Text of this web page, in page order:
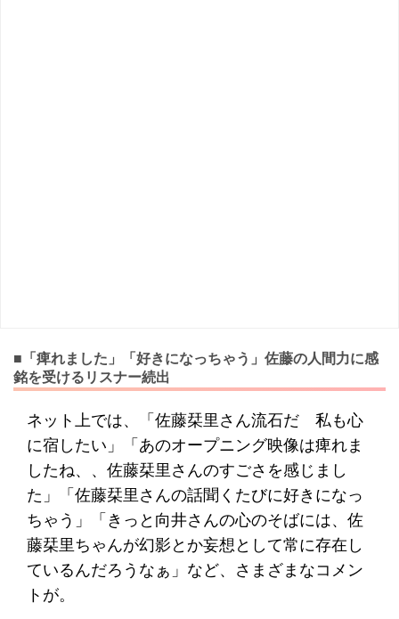
■「痺れました」「好きになっちゃう」佐藤の人間力に感
銘を受けるリスナー続出
ネット上では、「佐藤栞里さん流石だ 私も心
に宿したい」「あのオープニング映像は痺れま
したね、、佐藤栞里さんのすごさを感じまし
た」「佐藤栞里さんの話聞くたびに好きになっ
ちゃう」「きっと向井さんの心のそばには、佐
藤栞里ちゃんが幻影とか妄想として常に存在し
ているんだろうなぁ」など、さまざまなコメン
トが。